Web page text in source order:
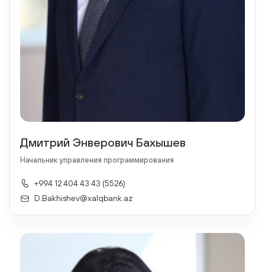
Дмитрий Энверович Бахышев
Начальник управления программирования
+994 12 404 43 43 (5526)
D.Bakhishev@xalqbank.az